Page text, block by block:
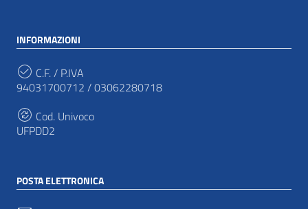
INFORMAZIONI
C.F. / P.IVA
94031700712 / 03062280718
Cod. Univoco
UFPDD2
POSTA ELETTRONICA